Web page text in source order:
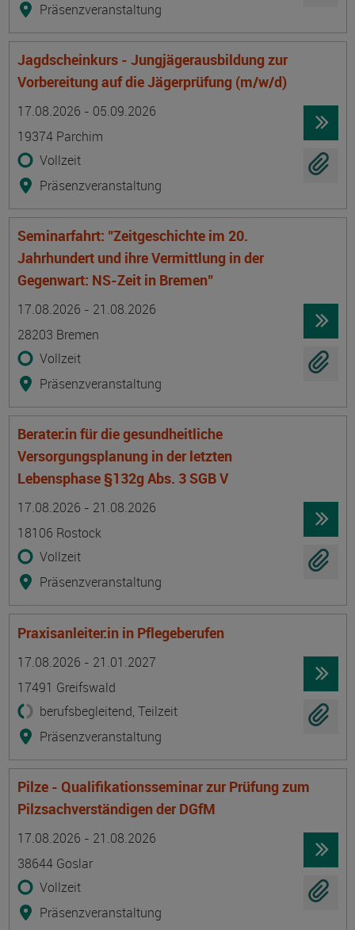
Präsenzveranstaltung
Jagdscheinkurs - Jungjägerausbildung zur
Vorbereitung auf die Jägerprüfung (m/w/d)
17.08.2026 - 05.09.2026
19374 Parchim
Vollzeit
Präsenzveranstaltung
Seminarfahrt: "Zeitgeschichte im 20.
Jahrhundert und ihre Vermittlung in der
Gegenwart: NS-Zeit in Bremen"
17.08.2026 - 21.08.2026
28203 Bremen
Vollzeit
Präsenzveranstaltung
Berater:in für die gesundheitliche
Versorgungsplanung in der letzten
Lebensphase §132g Abs. 3 SGB V
17.08.2026 - 21.08.2026
18106 Rostock
Vollzeit
Präsenzveranstaltung
Praxisanleiter:in in Pflegeberufen
17.08.2026 - 21.01.2027
17491 Greifswald
berufsbegleitend, Teilzeit
Präsenzveranstaltung
Pilze - Qualifikationsseminar zur Prüfung zum
Pilzsachverständigen der DGfM
17.08.2026 - 21.08.2026
38644 Goslar
Vollzeit
Präsenzveranstaltung